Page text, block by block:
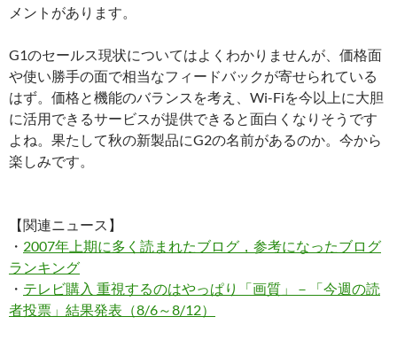
メントがあります。
G1のセールス現状についてはよくわかりませんが、価格面
や使い勝手の面で相当なフィードバックが寄せられている
はず。価格と機能のバランスを考え、Wi-Fiを今以上に大胆
に活用できるサービスが提供できると面白くなりそうです
よね。果たして秋の新製品にG2の名前があるのか。今から
楽しみです。
【関連ニュース】
・ 2007年上期に多く読まれたブログ，参考になったブログ
ランキング
・ テレビ購入 重視するのはやっぱり「画質」－「今週の読
者投票」結果発表（8/6～8/12）